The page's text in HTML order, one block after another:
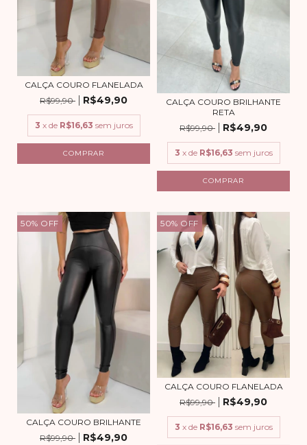
CALÇA COURO FLANELADA
R$99,90
R$49,90
3 x de R$16,63 sem juros
COMPRAR
CALÇA COURO BRILHANTE
RETA
R$99,90
R$49,90
3 x de R$16,63 sem juros
COMPRAR
50% OFF
CALÇA COURO BRILHANTE
R$99,90
R$49,90
50% OFF
CALÇA COURO FLANELADA
R$99,90
R$49,90
3 x de R$16,63 sem juros